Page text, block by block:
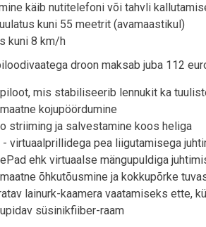
käib nutitelefoni või tahvli
kuni 55 meetrit (avamaastikul)
kuni 8 km/h
droon maksab juba 112
mis stabiliseerib lennukit ka
kojupöördumine
striiming ja salvestamine koos heliga
- virtuaalprillidega pea liigutamisega
ehk virtuaalse mängupuldiga
õhkutõusmine ja kokkupõrke
lainurk-kaamera vaatamiseks ette,
süsinikfiiber-raam